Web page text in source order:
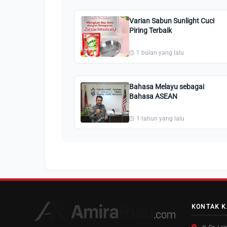
Varian Sabun Sunlight Cuci
Piring Terbaik
1 bulan yang lalu
Bahasa Melayu sebagai
Bahasa ASEAN
1 tahun yang lalu
KONTAK